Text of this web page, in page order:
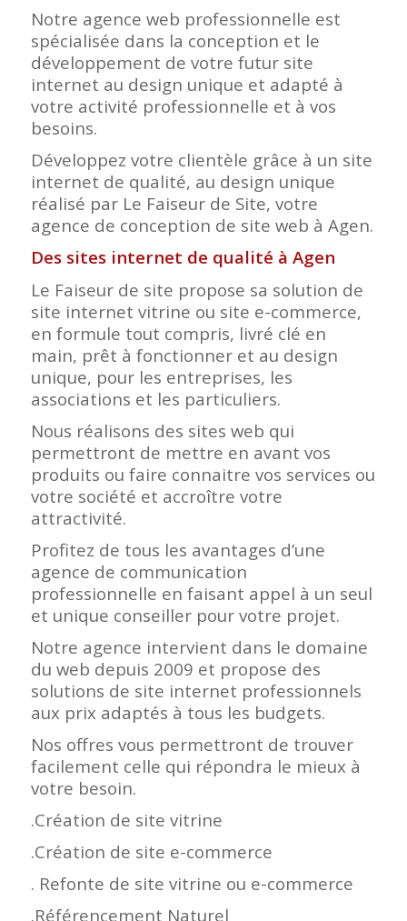
Notre agence web professionnelle est
spécialisée dans la conception et le
développement de votre futur site
internet au design unique et adapté à
votre activité professionnelle et à vos
besoins.
Développez votre clientèle grâce à un site
internet de qualité, au design unique
réalisé par Le Faiseur de Site, votre
agence de conception de site web à Agen.
Des sites internet de qualité à Agen
Le Faiseur de site propose sa solution de
site internet vitrine ou site e-commerce,
en formule tout compris, livré clé en
main, prêt à fonctionner et au design
unique, pour les entreprises, les
associations et les particuliers.
Nous réalisons des sites web qui
permettront de mettre en avant vos
produits ou faire connaitre vos services ou
votre société et accroître votre
attractivité.
Profitez de tous les avantages d’une
agence de communication
professionnelle en faisant appel à un seul
et unique conseiller pour votre projet.
Notre agence intervient dans le domaine
du web depuis 2009 et propose des
solutions de site internet professionnels
aux prix adaptés à tous les budgets.
Nos offres vous permettront de trouver
facilement celle qui répondra le mieux à
votre besoin.
.Création de site vitrine
.Création de site e-commerce
. Refonte de site vitrine ou e-commerce
.Référencement Naturel